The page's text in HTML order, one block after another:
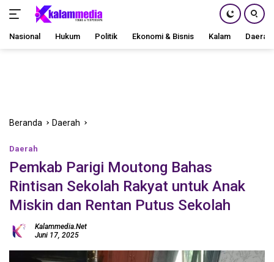
Nasional Hukum Politik Ekonomi & Bisnis Kalam Daerah
Beranda Daerah
Daerah
Pemkab Parigi Moutong Bahas
Rintisan Sekolah Rakyat untuk Anak
Miskin dan Rentan Putus Sekolah
Kalammedia.net
Juni 17, 2025